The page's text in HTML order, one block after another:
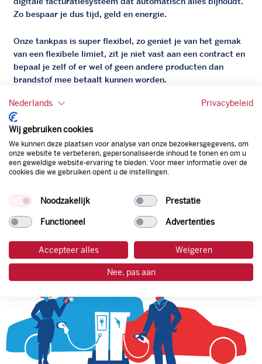
Zo bespaar je dus tijd, geld en energie.
Onze tankpas is super flexibel, zo geniet je van het gemak
van een flexibele limiet, zit je niet vast aan een contract en
bepaal je zelf of er wel of geen andere producten dan
brandstof mee betaalt kunnen worden.
korting. Mocht de pompprijs toch lager zijn dan betaal je
natuurlijk de prijs aan de pomp. Zo ben je altijd verzekerd
van de laagste prijs.
tankpas aanvragen
laadpas aanvragen
Nederlands Privacybeleid
Wij gebruiken cookies
We kunnen deze plaatsen voor analyse van onze bezoekersgegevens, om
onze website te verbeteren, gepersonaliseerde inhoud te tonen en om u
een geweldige website-ervaring te bieden. Voor meer informatie over de
cookies die we gebruiken opent u de instellingen.
Noodzakelijk Prestatie
Functioneel Advertenties
Accepteer alles Weigeren
Nee, pas aan